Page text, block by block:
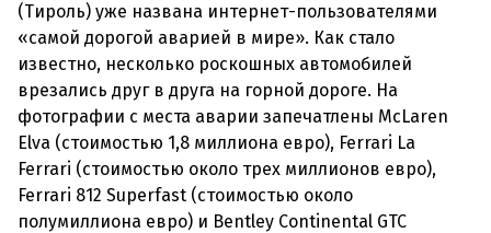
(Тироль) уже названа интернет-пользователями
«самой дорогой аварией в мире». Как стало
известно, несколько роскошных автомобилей
врезались друг в друга на горной дороге. На
фотографии с места аварии запечатлены McLaren
Elva (стоимостью 1,8 миллиона евро), Ferrari La
Ferrari (стоимостью около трех миллионов евро),
Ferrari 812 Superfast (стоимостью около
полумиллиона евро) и Bentley Continental GTC